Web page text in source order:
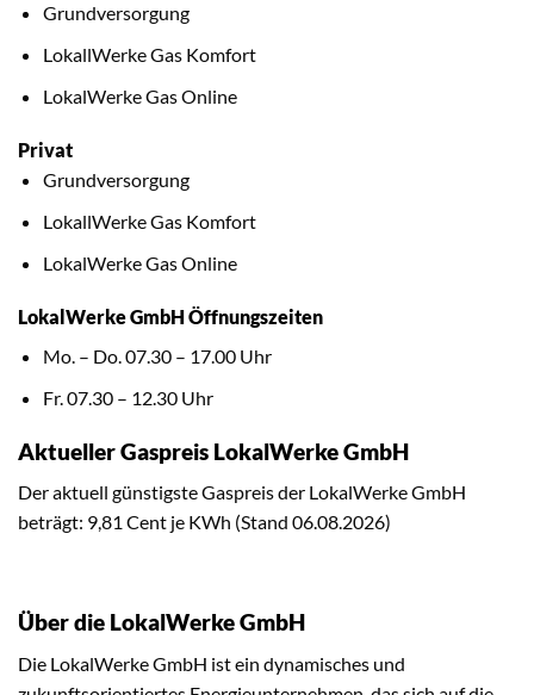
Grundversorgung
LokallWerke Gas Komfort
LokalWerke Gas Online
Privat
Grundversorgung
LokallWerke Gas Komfort
LokalWerke Gas Online
LokalWerke GmbH Öffnungszeiten
Mo. – Do. 07.30 – 17.00 Uhr
Fr. 07.30 – 12.30 Uhr
Aktueller Gaspreis LokalWerke GmbH
Der aktuell günstigste Gaspreis der LokalWerke GmbH
beträgt: 9,81 Cent je KWh (Stand 06.08.2026)
Über die LokalWerke GmbH
Die LokalWerke GmbH ist ein dynamisches und